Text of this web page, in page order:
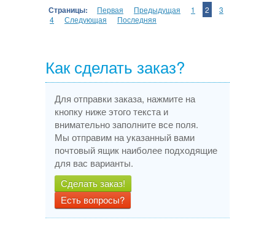
Страницы: Первая Предыдущая 1 2
3
4
Следующая Последняя
Как сделать заказ?
Для отправки заказа, нажмите на
кнопку ниже этого текста и
внимательно заполните все поля.
Мы отправим на указанный вами
почтовый ящик наиболее подходящие
для вас варианты.
Сделать заказ!
Есть вопросы?